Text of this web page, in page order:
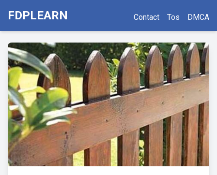
FDPLEARN Contact Tos DMCA